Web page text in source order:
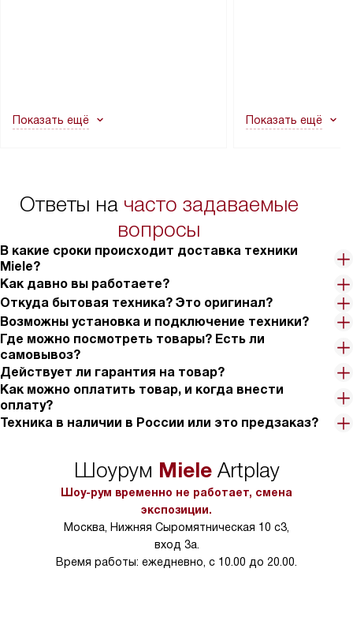
в гарантийном ремонте в будущем.
Показать ещё
не включаются:
в условиях
Показать ещё
Ответы на часто задаваемые
вопросы
В какие сроки происходит доставка техники
Miele?
Как давно вы работаете?
Откуда бытовая техника? Это оригинал?
Возможны установка и подключение техники?
Где можно посмотреть товары? Есть ли
самовывоз?
Действует ли гарантия на товар?
Как можно оплатить товар, и когда внести
оплату?
Техника в наличии в России или это предзаказ?
Шоурум MieleArtplay
Шоу-рум временно не работает, смена
экспозиции.
Москва, Нижняя Сыромятническая 10 с3,
вход 3а.
Время работы: ежедневно, с 10.00 до 20.00.